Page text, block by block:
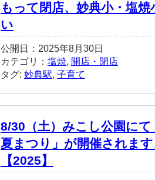
もって閉店、妙典小・塩
い
公開日：2025年8月30日
カテゴリ： 塩焼, 開店・閉店
タグ: 妙典駅, 子育て
8/30（土）みこし公園にて
夏まつり」が開催されま
【2025】